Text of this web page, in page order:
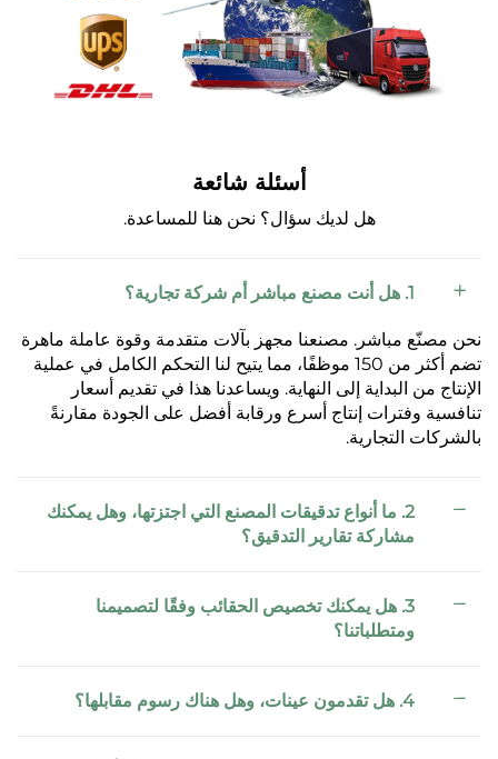
أسئلة شائعة
هل لديك سؤال؟ نحن هنا للمساعدة.
1. هل أنت مصنع مباشر أم شركة تجارية؟
نحن مصنّع مباشر. مصنعنا مجهز بآلات متقدمة وقوة عاملة ماهرة
تضم أكثر من 150 موظفًا، مما يتيح لنا التحكم الكامل في عملية
الإنتاج من البداية إلى النهاية. ويساعدنا هذا في تقديم أسعار
تنافسية وفترات إنتاج أسرع ورقابة أفضل على الجودة مقارنةً
بالشركات التجارية.
2. ما أنواع تدقيقات المصنع التي اجتزتها، وهل يمكنك
مشاركة تقارير التدقيق؟
3. هل يمكنك تخصيص الحقائب وفقًا لتصميمنا
ومتطلباتنا؟
4. هل تقدمون عينات، وهل هناك رسوم مقابلها؟